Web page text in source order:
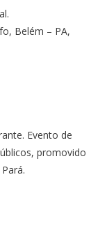
Belém – PA,
Evento de
promovido